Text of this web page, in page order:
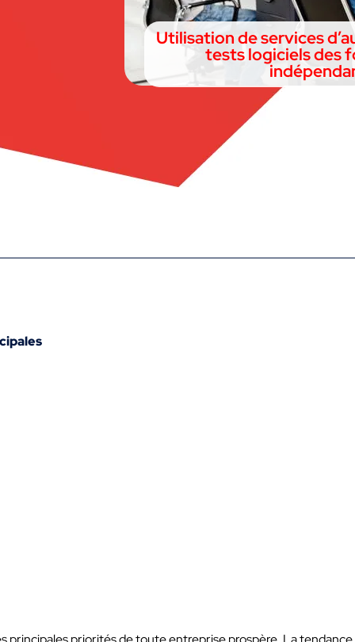
Utilisation de services
tests logiciels des